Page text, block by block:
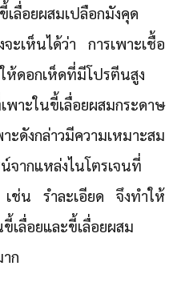
ลื่อยผสมเปลือกมังคุด
เห็นได้ว่า การเพาะเชื้อ
ให้ดอกเห็ดที่มีโปรตีนสูง
พาะในขี้เลื่อยผสมกระดาษ
ะดังกล่าวมีความเหมาะสม
จากแหล่งไนโตรเจนที่
เช่น รำละเอียด จึงทำให้
เลื่อยและขี้เลื่อยผสม
าก